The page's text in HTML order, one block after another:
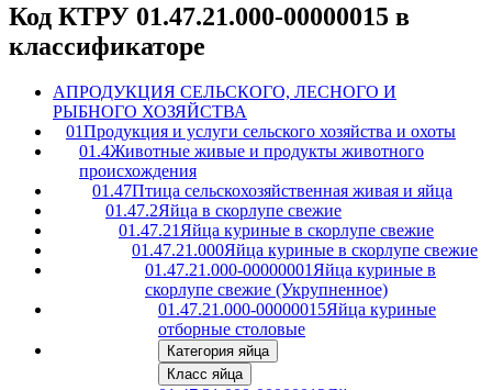
Код КТРУ 01.47.21.000-00000015 в
классификаторе
AПРОДУКЦИЯ СЕЛЬСКОГО, ЛЕСНОГО И
РЫБНОГО ХОЗЯЙСТВА
01Продукция и услуги сельского хозяйства и охоты
01.4Животные живые и продукты животного
происхождения
01.47Птица сельскохозяйственная живая и яйца
01.47.2Яйца в скорлупе свежие
01.47.21Яйца куриные в скорлупе свежие
01.47.21.000Яйца куриные в скорлупе свежие
01.47.21.000-00000001Яйца куриные в
скорлупе свежие (Укрупненное)
01.47.21.000-00000015Яйца куриные
отборные столовые
Категория яйца
Класс яйца